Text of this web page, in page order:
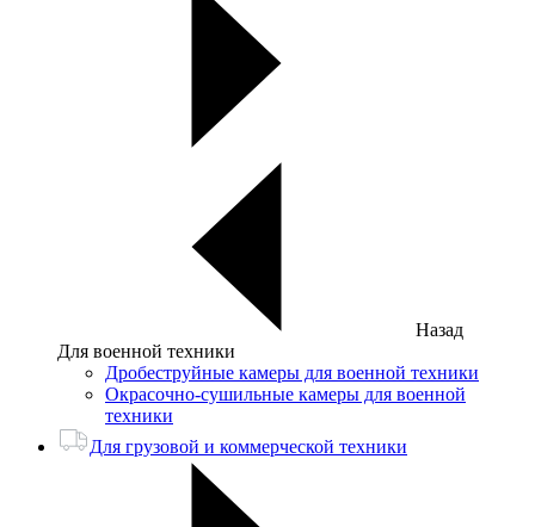
Назад
Для военной техники
Дробеструйные камеры для военной техники
Окрасочно-сушильные камеры для военной
техники
Для грузовой и коммерческой техники